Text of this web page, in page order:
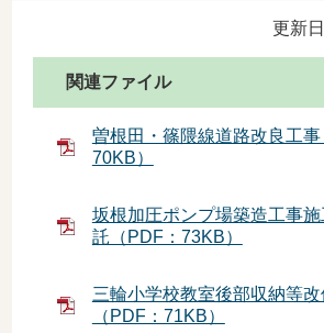
更新
関連ファイル
曽根田・篠隈線道路改良工事
70KB）
坂根加圧ポンプ場築造工事
託（PDF：73KB）
三輪小学校教室後部収納等
（PDF：71KB）